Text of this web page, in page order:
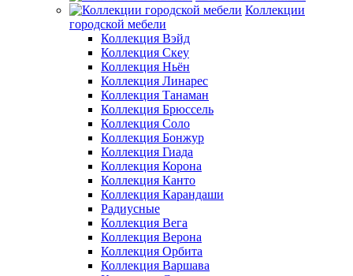
Коллекции
городской мебели
Коллекция Вэйд
Коллекция Скеу
Коллекция Ньён
Коллекция Линарес
Коллекция Танаман
Коллекция Брюссель
Коллекция Соло
Коллекция Бонжур
Коллекция Гиада
Коллекция Корона
Коллекция Канто
Коллекция Карандаши
Радиусные
Коллекция Вега
Коллекция Верона
Коллекция Орбита
Коллекция Варшава